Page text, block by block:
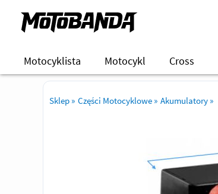
Motocyklista Motocykl Cross
Sklep » Części Motocyklowe » Akumulatory »